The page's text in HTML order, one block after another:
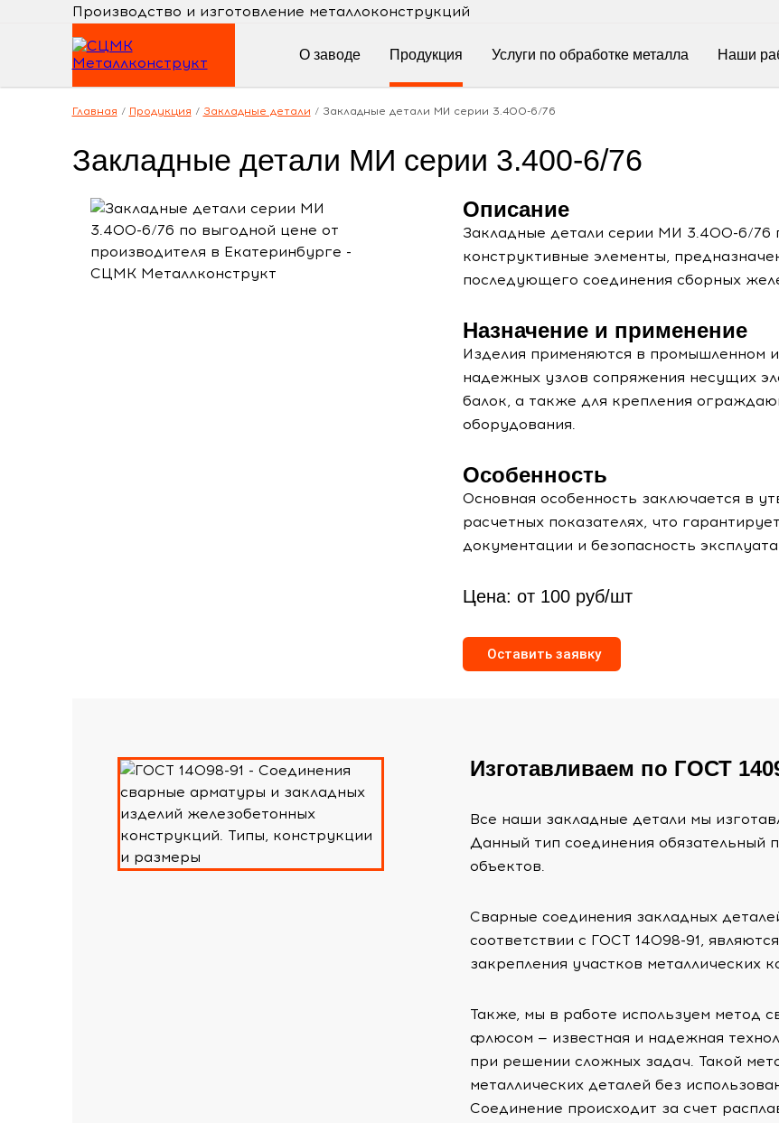
Производство и изготовление металлоконструкций
О заводе Продукция Услуги по обработке металла Наши
Главная / Продукция / Закладные детали / Закладные детали МИ серии 3.400-6/76
Закладные детали МИ серии 3.400-6/76
Описание
Закладные детали серии МИ 3.400-6/76
конструктивные элементы,
последующего соединения сборных
Назначение и применение
Изделия применяются в промышленном
надежных узлов сопряжения несущих
балок, а также для крепления
оборудования.
Особенность
Основная особенность заключается в
расчетных показателях, что
документации и безопасность
Цена: от 100 руб/шт
Оставить заявку
Изготавливаем по ГОСТ
Все наши закладные детали мы
Данный тип соединения обязательный
объектов.
Сварные соединения закладных
соответствии с ГОСТ 14098-91,
закрепления участков металлических
Также, мы в работе используем
флюсом — известная и надежная
при решении сложных задач. Такой
металлических деталей без
Соединение происходит за счет